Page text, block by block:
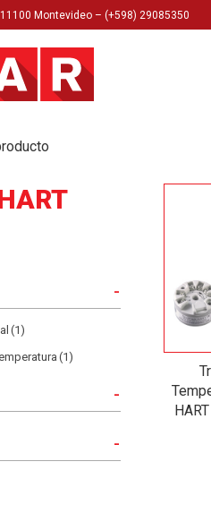
Montevideo – (+598) 29085350
-
(1)
(1)
-
-